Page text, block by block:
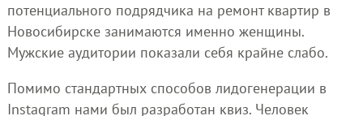
потенциального подрядчика на ремонт квартир в
Новосибирске занимаются именно женщины.
Мужские аудитории показали себя крайне слабо.
Помимо стандартных способов лидогенерации в
Instagram нами был разработан квиз. Человек